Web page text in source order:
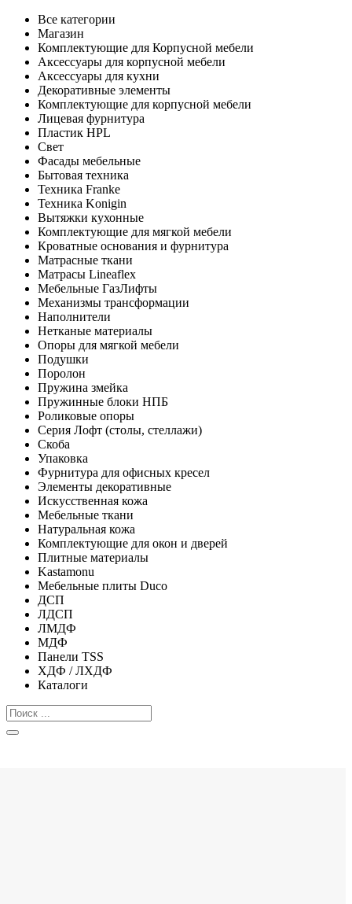
Все категории
Магазин
Комплектующие для Корпусной мебели
Аксессуары для корпусной мебели
Аксессуары для кухни
Декоративные элементы
Комплектующие для корпусной мебели
Лицевая фурнитура
Пластик HPL
Свет
Фасады мебельные
Бытовая техника
Техника Franke
Техника Konigin
Вытяжки кухонные
Комплектующие для мягкой мебели
Кроватные основания и фурнитура
Матрасные ткани
Матрасы Lineaflex
Мебельные ГазЛифты
Механизмы трансформации
Наполнители
Нетканые материалы
Опоры для мягкой мебели
Подушки
Поролон
Пружина змейка
Пружинные блоки НПБ
Роликовые опоры
Серия Лофт (столы, стеллажи)
Скоба
Упаковка
Фурнитура для офисных кресел
Элементы декоративные
Искусственная кожа
Мебельные ткани
Натуральная кожа
Комплектующие для окон и дверей
Плитные материалы
Kastamonu
Мебельные плиты Duco
ДСП
ЛДСП
ЛМДФ
МДФ
Панели TSS
ХДФ / ЛХДФ
Каталоги